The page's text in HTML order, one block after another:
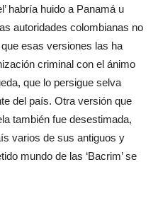
habría huido a Panamá u
autoridades colombianas no
esas versiones las ha
criminal con el ánimo
que lo persigue selva
del país. Otra versión que
también fue desestimada,
varios de sus antiguos y
mundo de las ‘Bacrim’ se